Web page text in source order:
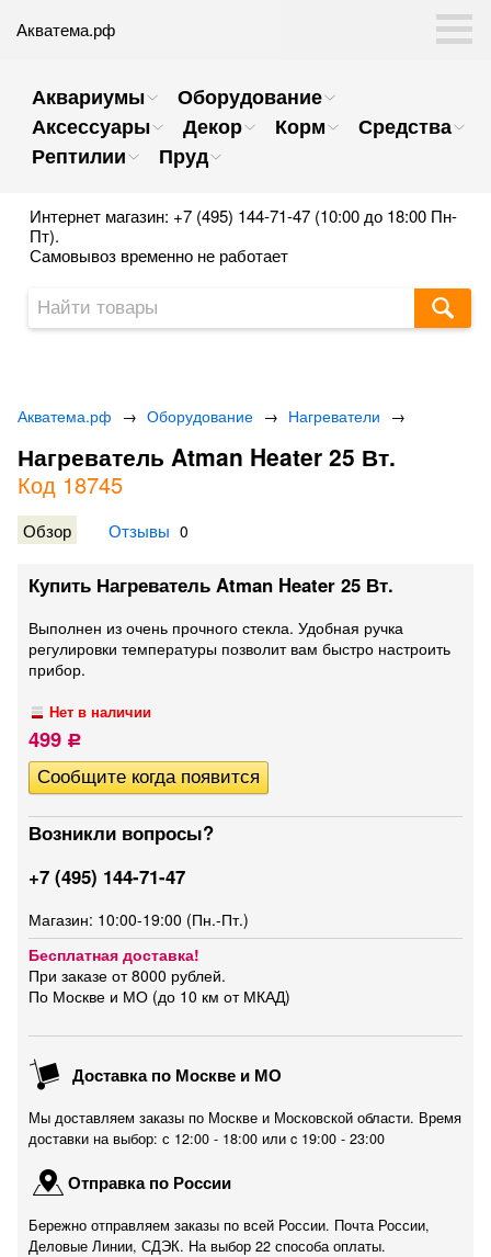
Акватема.рф
Аквариумы
Оборудование
Аксессуары
Декор Корм
Средства
Рептилии
Пруд
Интернет магазин: +7 (495) 144-71-47 (10:00 до 18:00 Пн-
Пт).
Самовывоз временно не работает
Акватема.рф → Оборудование → Нагреватели →
Нагреватель Atman Heater 25 Вт.
Код 18745
Обзор Отзывы 0
Купить Нагреватель Atman Heater 25 Вт.
Выполнен из очень прочного стекла. Удобная ручка
регулировки температуры позволит вам быстро настроить
прибор.
Нет в наличии
499 Р
Возникли вопросы?
+7 (495) 144-71-47
Магазин: 10:00-19:00 (Пн.-Пт.)
Бесплатная доставка!
При заказе от 8000 рублей.
По Москве и МО (до 10 км от МКАД)
Доставка по Москве и МО
Мы доставляем заказы по Москве и Московской области. Время
доставки на выбор: с 12:00 - 18:00 или c 19:00 - 23:00
Отправка по России
Бережно отправляем заказы по всей России. Почта России,
Деловые Линии, СДЭК. На выбор 22 способа оплаты.